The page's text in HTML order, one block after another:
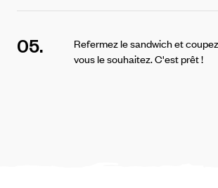
05.
Refermez le sandwich et
vous le souhaitez. C'est prêt !